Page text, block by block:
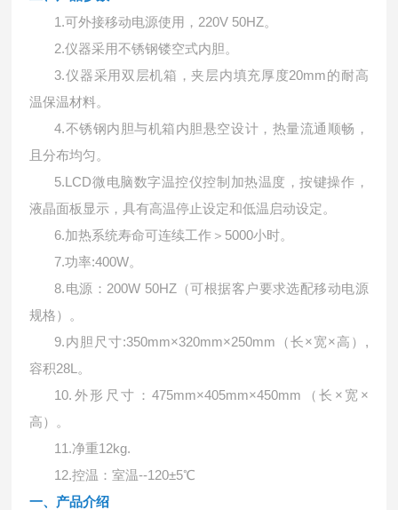
1.可外接移动电源使用， 220V 50HZ。
2.仪器采用不锈钢镂空式内胆。
3.仪器采用双层机箱，夹层内填充厚度20mm的耐高
温保温材料。
4.不锈钢内胆与机箱内胆悬空设计，热量流通顺畅，
且分布均匀。
5.LCD微电脑数字温控仪控制加热温度，按键操作，
液晶面板显示，具有高温停止设定和低温启动设定。
6.加热系统寿命可连续工作＞ 5000小时。
7.功率:400W。
8.电源： 200W 50HZ（可根据客户要求选配移动电源
规格）。
9.内胆尺寸:350mm×320mm×250mm （长×宽×高） ,
容积28L 。
10. 外形尺寸：475mm×405mm×450mm （长 × 宽 ×
高）。
11.净重12kg.
12.控温：室温--120±5℃
一、产品介绍